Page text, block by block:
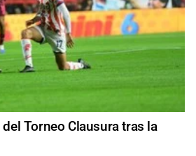
Torneo Clausura tras la